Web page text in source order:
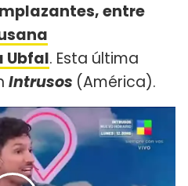
entre
Ubfal. Esta última
Intrusos (América).